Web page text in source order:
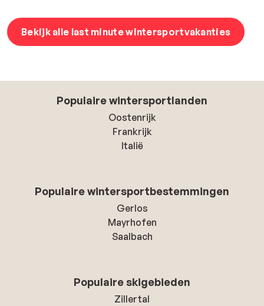
Bekijk alle last minute wintersportvakanties
Populaire wintersportlanden
Oostenrijk
Frankrijk
Italië
Populaire wintersportbestemmingen
Gerlos
Mayrhofen
Saalbach
Populaire skigebieden
Zillertal